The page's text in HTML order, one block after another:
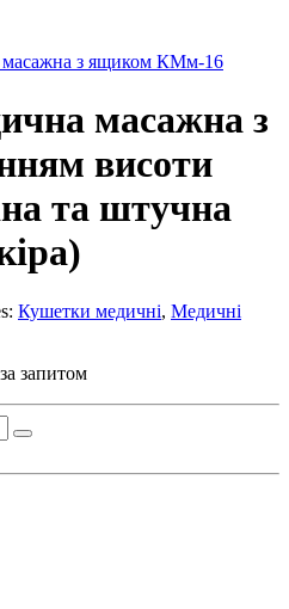
масажна з ящиком КМм-16
масажна з
висоти
та штучна
Кушетки медичні, Медичні
запитом